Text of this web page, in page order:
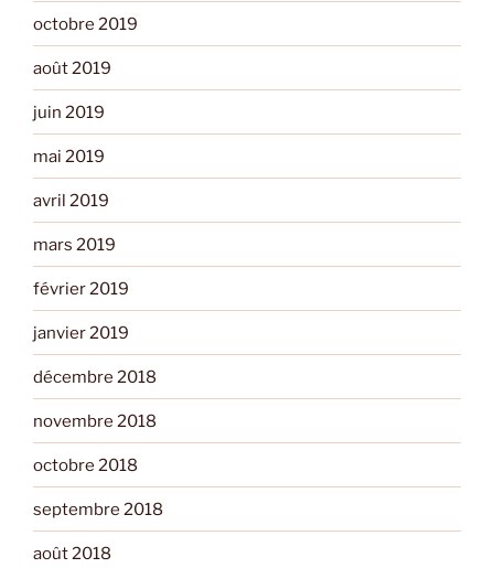
octobre 2019
août 2019
juin 2019
mai 2019
avril 2019
mars 2019
février 2019
janvier 2019
décembre 2018
novembre 2018
octobre 2018
septembre 2018
août 2018